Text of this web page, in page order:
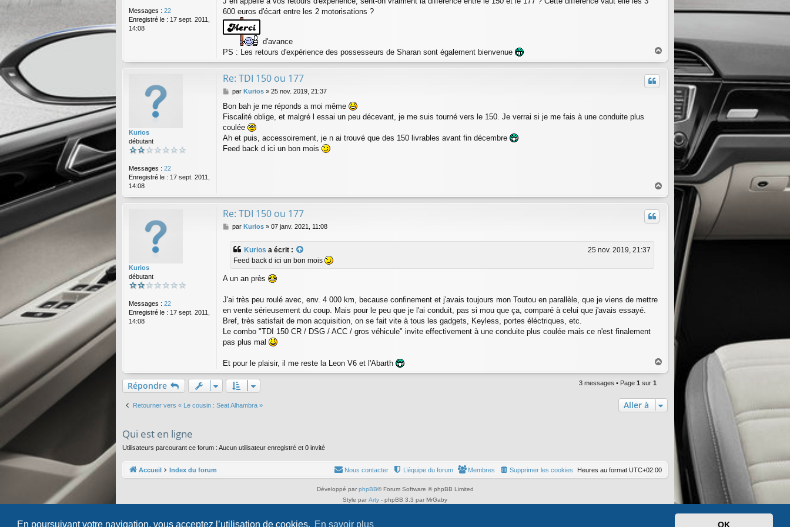
En poursuivant votre navigation, vous acceptez l’utilisation de cookies. En savoir plus OK
Messages : 22
Enregistré le : 17 sept. 2011,
14:08
600 euros d'écart entre les 2 motorisations ?
d'avance
PS : Les retours d'expérience des possesseurs de Sharan sont également bienvenue
a
u
Kurios
débutant
Messages : 22
Enregistré le : 17 sept. 2011,
14:08
Re: TDI 150 ou 177
M
s
s
a
par Kurios» 25 nov. 2019, 21:37
Bon bah je me réponds a moi même
Fiscalité oblige, et malgré l essai un peu décevant, je me suis tourné vers le 150. Je verrai si je me fais à une conduite plus
coulée
Ah et puis, accessoirement, je n ai trouvé que des 150 livrables avant fin décembre
Feed back d ici un bon mois
a
u
Kurios
débutant
Messages : 22
Enregistré le : 17 sept. 2011,
14:08
Re: TDI 150 ou 177
M
s
g
e
par Kurios» 07 janv. 2021, 11:08
Kurios a écrit :
25 nov. 2019, 21:37
Feed back d ici un bon mois
A un an près
J'ai très peu roulé avec, env. 4 000 km, because confinement et j'avais toujours mon Toutou en parallèle, que je viens de mettre
en vente sérieusement du coup. Mais pour le peu que je l'ai conduit, pas si mou que ça, comparé à celui que j'avais essayé.
Bref, très satisfait de mon acquisition, on se fait vite à tous les gadgets, Keyless, portes éléctriques, etc.
Le combo "TDI 150 CR / DSG / ACC / gros véhicule" invite effectivement à une conduite plus coulée mais ce n'est finalement
pas plus mal
Et pour le plaisir, il me reste la Leon V6 et l'Abarth
a
Répondre 3 messages • Page 1 sur 1
Retourner vers « Le cousin : Seat Alhambra » Aller à
Qui est en ligne
Utilisateurs parcourant ce forum : Aucun utilisateur enregistré et 0 invité
Accueil Index du forum Heures au format UTC+02:00
Supprimer les cookies
Membres
L’équipe du forum
Nous contacter
Développé par phpBB® Forum Software © phpBB Limited
Style par Arty - phpBB 3.3 par MrGaby
Confidentialité